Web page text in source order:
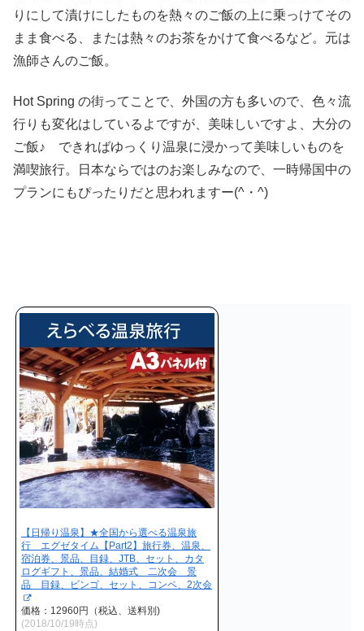
りにして漬けにしたものを熱々のご飯の上に乗っけてその
まま食べる、または熱々のお茶をかけて食べるなど。元は
漁師さんのご飯。
Hot Spring の街ってことで、外国の方も多いので、色々流
行りも変化はしているよですが、美味しいですよ、大分の
ご飯♪ できればゆっくり温泉に浸かって美味しいものを
満喫旅行。日本ならではのお楽しみなので、一時帰国中の
プランにもぴったりだと思われますー(^・^)
【日帰り温泉】★全国から選べる温泉旅
行 エグゼタイム【Part2】旅行券、温泉、
宿泊券、景品、目録、JTB、セット、カタ
ログギフト、景品、結婚式 二次会 景
品 目録、ビンゴ、セット、コンペ、2次会
価格：12960円（税込、送料別)
(2018/10/19時点)